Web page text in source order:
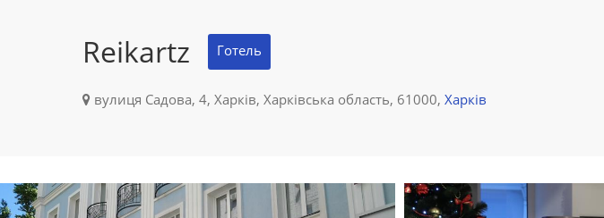
Reikartz Готель
вулиця Садова, 4, Харків, Харківська область, 61000, Харків